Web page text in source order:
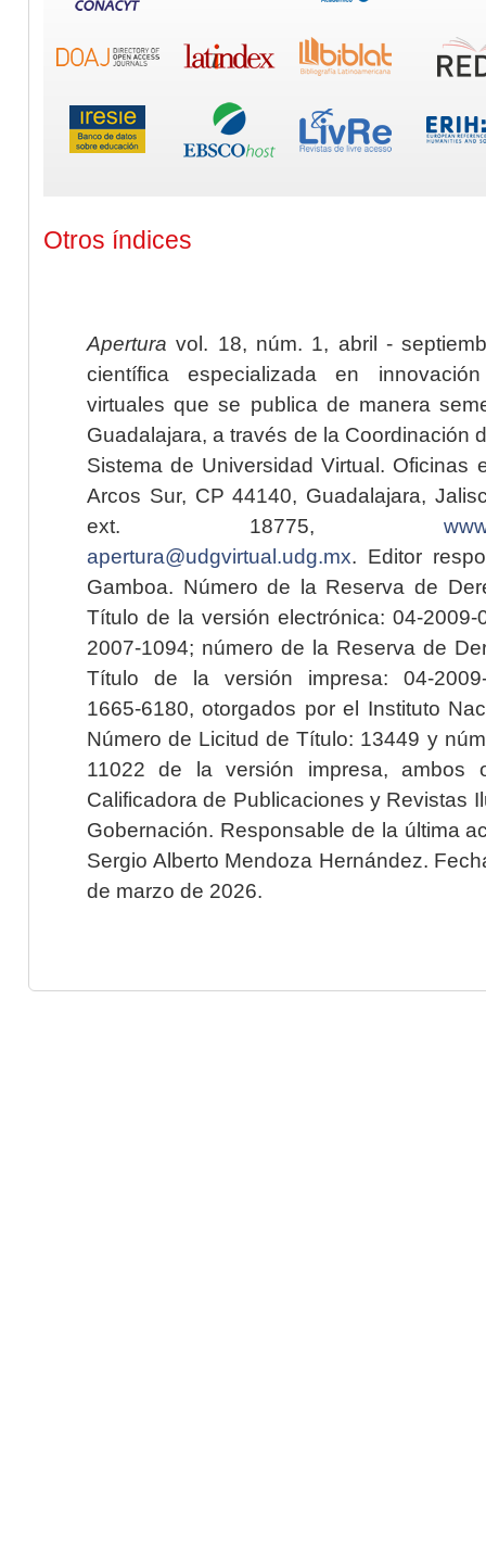
Otros índices
Apertura vol. 18, núm. 1, abril -
científica especializada en
virtuales que se publica de manera
Guadalajara, a través de la Coordinación
Sistema de Universidad Virtual. Oficinas
Arcos Sur, CP 44140, Guadalajara,
ext. 18775,
apertura@udgvirtual.udg.mx. Editor
Gamboa. Número de la Reserva de
Título de la versión electrónica: 04-2009-
2007-1094; número de la Reserva de
Título de la versión impresa: 04-2009-
1665-6180, otorgados por el Instituto
Número de Licitud de Título: 13449 y
11022 de la versión impresa, ambos
Calificadora de Publicaciones y Revistas
Gobernación. Responsable de la última
Sergio Alberto Mendoza Hernández.
de marzo de 2026.